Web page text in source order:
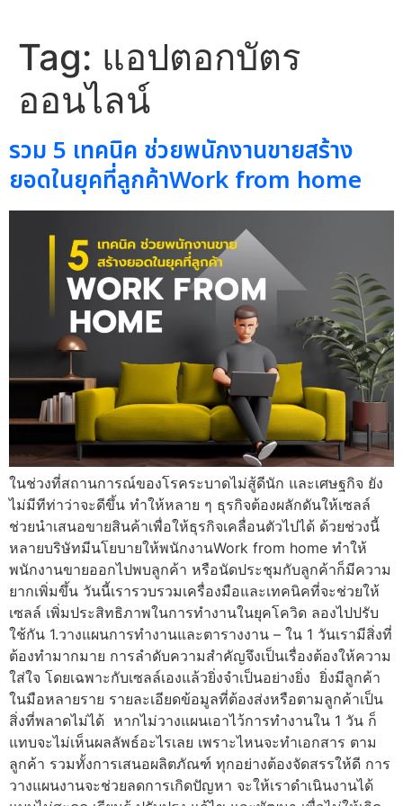
Tag: แอปตอกบัตร
ออนไลน์
รวม 5 เทคนิค ช่วยพนักงานขายสร้าง
ยอดในยุคที่ลูกค้าWork from home
ในช่วงที่สถานการณ์ของโรคระบาดไม่สู้ดีนัก และเศษฐกิจ ยัง
ไม่มีทีท่าว่าจะดีขึ้น ทำให้หลาย ๆ ธุรกิจต้องผลักดันให้เซลล์
ช่วยนำเสนอขายสินค้าเพื่อให้ธุรกิจเคลื่อนตัวไปได้ ด้วยช่วงนี้
หลายบริษัทมีนโยบายให้พนักงานWork from home ทำให้
พนักงานขายออกไปพบลูกค้า หรือนัดประชุมกับลูกค้าก็มีความ
ยากเพิ่มขึ้น วันนี้เรารวบรวมเครื่องมือและเทคนิคที่จะช่วยให้
เซลล์ เพิ่มประสิทธิภาพในการทำงานในยุคโควิด ลองไปปรับ
ใช้กัน 1.วางแผนการทำงานและตารางงาน – ใน 1 วันเรามีสิ่งที่
ต้องทำมากมาย การลำดับความสำคัญจึงเป็นเรื่องต้องให้ความ
ใส่ใจ โดยเฉพาะกับเซลล์เองแล้วยิ่งจำเป็นอย่างยิ่ง ยิ่งมีลูกค้า
ในมือหลายราย รายละเอียดข้อมูลที่ต้องส่งหรือตามลูกค้าเป็น
สิ่งที่พลาดไม่ได้ หากไม่วางแผนเอาไว้การทำงานใน 1 วัน ก็
แทบจะไม่เห็นผลลัพธ์อะไรเลย เพราะไหนจะทำเอกสาร ตาม
ลูกค้า รวมทั้งการเสนอผลิตภัณฑ์ ทุกอย่างต้องจัดสรรให้ดี การ
วางแผนงานจะช่วยลดการเกิดปัญหา จะให้เราดำเนินงานได้